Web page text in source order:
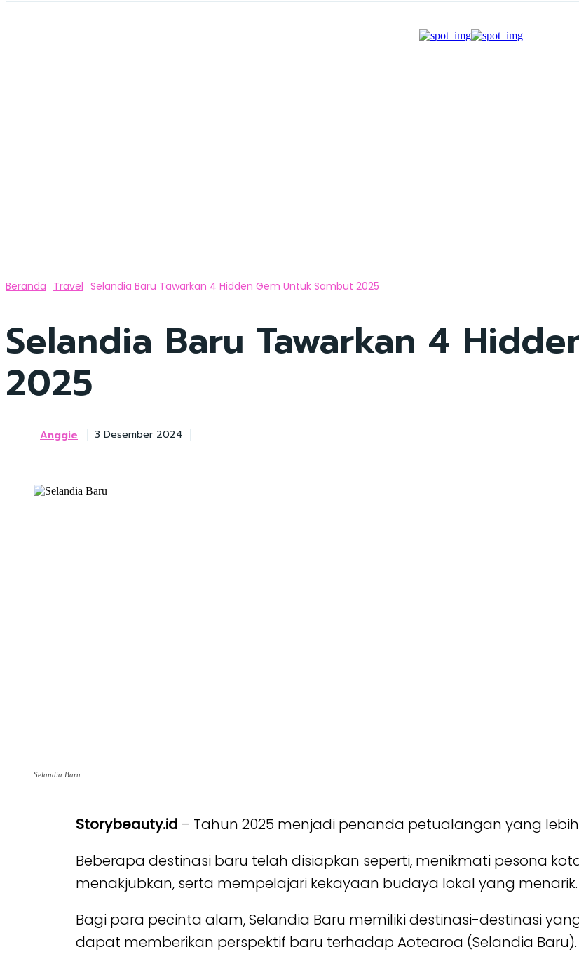
Beranda Travel Selandia Baru Tawarkan 4 Hidden Gem Untuk Sambut 2025
Selandia Baru Tawarkan 4
2025
Anggie 3 Desember 2024
Selandia Baru
Storybeauty.id – Tahun 2025 menjadi penanda petualangan yang lebih
Beberapa destinasi baru telah disiapkan seperti, menikmati pesona
menakjubkan, serta mempelajari kekayaan budaya lokal yang menarik.
Bagi para pecinta alam, Selandia Baru memiliki destinasi-destinasi
dapat memberikan perspektif baru terhadap Aotearoa (Selandia Baru).